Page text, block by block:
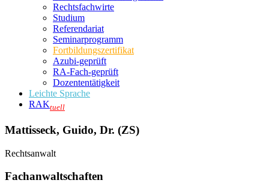
Rechtsfachwirte
Studium
Referendariat
Seminarprogramm
Fortbildungszertifikat
Azubi-geprüft
RA-Fach-geprüft
Dozententätigkeit
Leichte Sprache
RAKtuell
Mattisseck, Guido, Dr. (ZS)
Rechtsanwalt
Fachanwaltschaften